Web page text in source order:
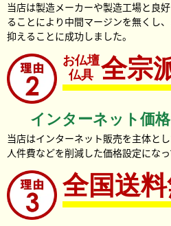
当店は製造メーカーや製造工場と良
ることにより中間マージンを無くし
抑えることに成功しました。
お仏壇
仏具 全宗
インターネット価格
当店はインターネット販売を主体と
人件費などを削減した価格設定になっ
全国送